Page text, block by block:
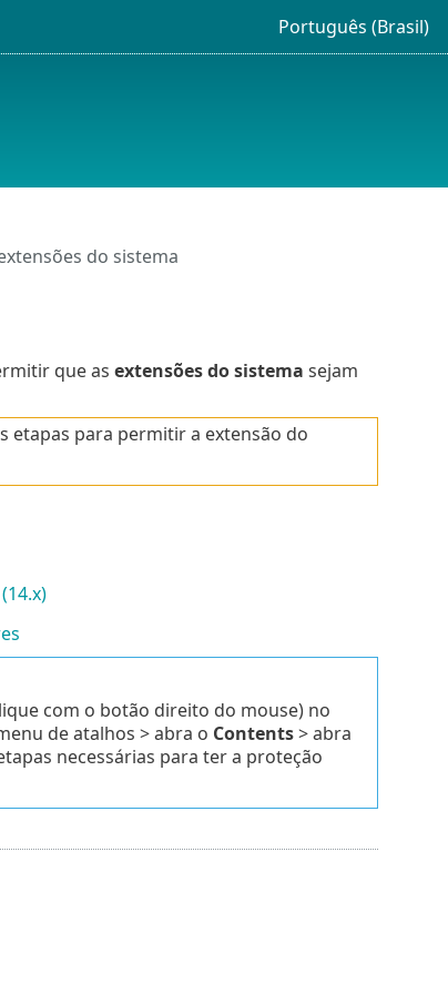
Português (Brasil)
do sistema
que as extensões do sistema sejam
etapas para permitir a extensão do
com o botão direito do mouse) no
de atalhos > abra o Contents> abra
necessárias para ter a proteção